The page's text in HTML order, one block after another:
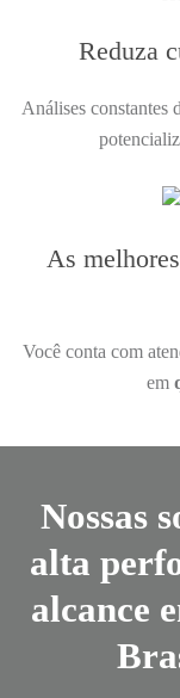
Reduza
Análises constantes
As
Você conta com
em
Nossas
alta
alcance